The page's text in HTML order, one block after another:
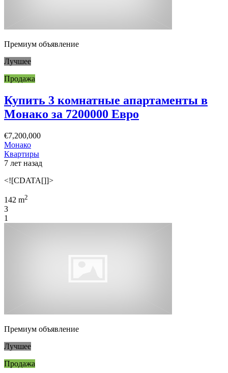
Премиум объявление
Лучшее
Продажа
Купить 3 комнатные апартаменты в
Монако за 7200000 Евро
€7,200,000
Монако
Квартиры
7 лет назад
<![CDATA[]]>
142 m2
3
1
Премиум объявление
Лучшее
Продажа